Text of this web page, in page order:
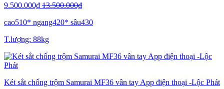
9.500.000₫ 13.500.000₫
cao510* ngang420* sâu430
T.lượng: 88kg
Két sắt chống trộm Samurai MF36 vân tay App điện thoại -Lộc Phát